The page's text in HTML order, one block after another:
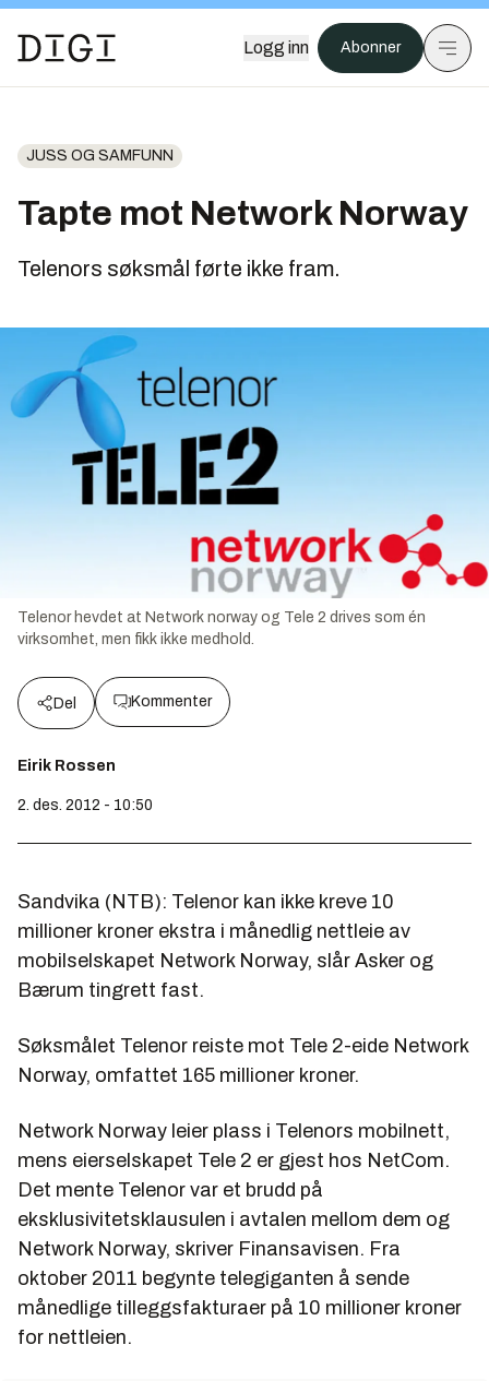
Logg inn Abonner
JUSS OG SAMFUNN
Tapte mot Network Norway
Telenors søksmål førte ikke fram.
Telenor hevdet at Network norway og Tele 2 drives som én
virksomhet, men fikk ikke medhold.
Del Kommenter
Eirik Rossen
2. des. 2012 - 10:50
Sandvika (NTB): Telenor kan ikke kreve 10
millioner kroner ekstra i månedlig nettleie av
mobilselskapet Network Norway, slår Asker og
Bærum tingrett fast.
Søksmålet Telenor reiste mot Tele 2-eide Network
Norway, omfattet 165 millioner kroner.
Network Norway leier plass i Telenors mobilnett,
mens eierselskapet Tele 2 er gjest hos NetCom.
Det mente Telenor var et brudd på
eksklusivitetsklausulen i avtalen mellom dem og
Network Norway, skriver Finansavisen. Fra
oktober 2011 begynte telegiganten å sende
månedlige tilleggsfakturaer på 10 millioner kroner
for nettleien.